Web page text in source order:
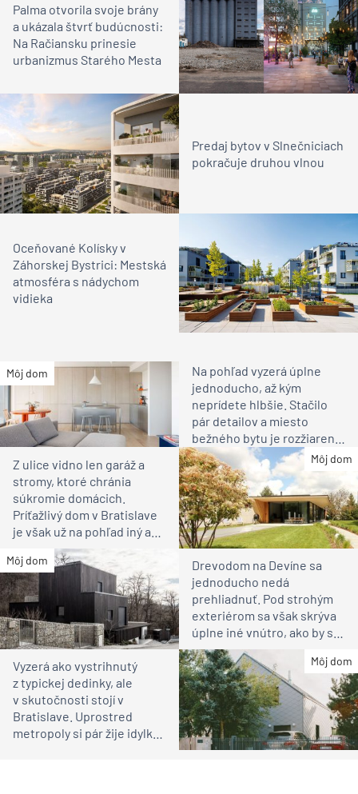
Palma otvorila svoje brány
a ukázala štvrť budúcnosti:
Na Račiansku prinesie
urbanizmus Starého Mesta
Predaj bytov v Slnečniciach
pokračuje druhou vlnou
Oceňované Kolísky v
Záhorskej Bystrici: Mestská
atmosféra s nádychom
vidieka
Môj dom
Na pohľad vyzerá úplne
jednoducho, až kým
neprídete hlbšie. Stačilo
pár detailov a miesto
bežného bytu je rozžiarené
bývanie pre rodinu
Môj dom
Z ulice vidno len garáž a
stromy, ktoré chránia
súkromie domácich.
Príťažlivý dom v Bratislave
je však už na pohľad iný ako
susedia
Môj dom
Drevodom na Devíne sa
jednoducho nedá
prehliadnuť. Pod strohým
exteriérom sa však skrýva
úplne iné vnútro, ako by ste
čakali
Môj dom
Vyzerá ako vystrihnutý
z typickej dedinky, ale
v skutočnosti stojí v
Bratislave. Uprostred
metropoly si pár žije idylku